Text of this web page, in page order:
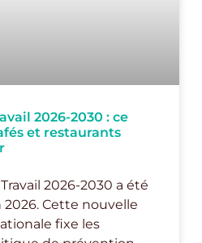
2026-2030 : ce
et restaurants
2026-2030 a été
Cette nouvelle
fixe les